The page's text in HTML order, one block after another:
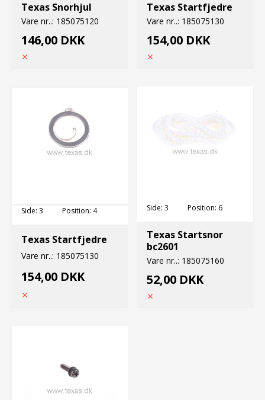
Texas Snorhjul
Vare nr..: 185075120
146,00 DKK
Texas Startfjedre
Vare nr..: 185075130
154,00 DKK
Side: 3 Position: 4
Texas Startfjedre
Vare nr..: 185075130
154,00 DKK
Side: 3 Position: 6
Texas Startsnor
bc2601
Vare nr..: 185075160
52,00 DKK